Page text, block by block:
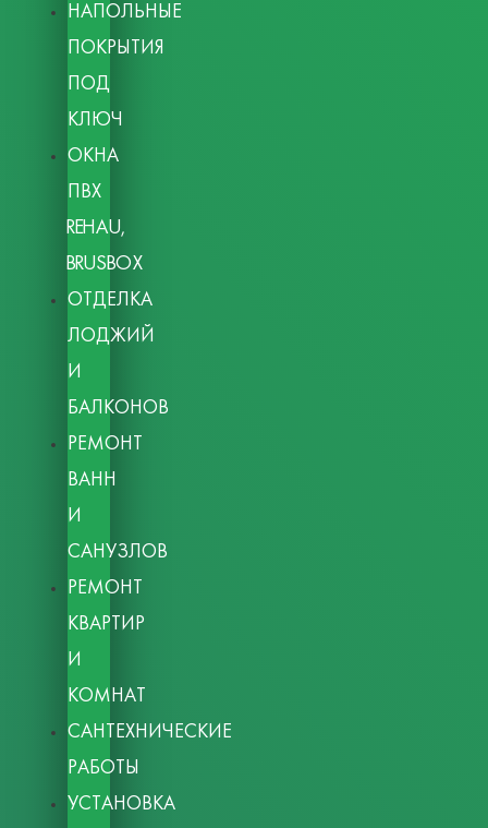
НАПОЛЬНЫЕ
ПОКРЫТИЯ
ПОД
КЛЮЧ
ОКНА
ПВХ
REHAU,
BRUSBOX
ОТДЕЛКА
ЛОДЖИЙ
И
БАЛКОНОВ
РЕМОНТ
ВАНН
И
САНУЗЛОВ
РЕМОНТ
КВАРТИР
И
КОМНАТ
САНТЕХНИЧЕСКИЕ
РАБОТЫ
УСТАНОВКА